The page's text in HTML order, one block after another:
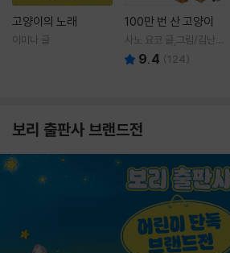
고양이의 노래
이미나 글
100만 번 산 고양이
사노 요코 글,그림/김난주
역 9.4 (124)
보리 출판사 브랜드전